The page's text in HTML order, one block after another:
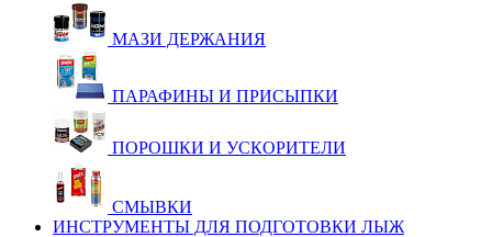
МАЗИ ДЕРЖАНИЯ
ПАРАФИНЫ И ПРИСЫПКИ
ПОРОШКИ И УСКОРИТЕЛИ
СМЫВКИ
ИНСТРУМЕНТЫ ДЛЯ ПОДГОТОВКИ ЛЫЖ